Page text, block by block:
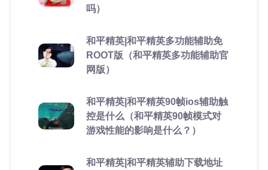
吗）
和平精英|和平精英多功能辅助免
ROOT版（和平精英多功能辅助官
网版）
和平精英|和平精英90帧ios辅助触
控是什么（和平精英90帧模式对
游戏性能的影响是什么？）
和平精英|和平精英辅助下载地址